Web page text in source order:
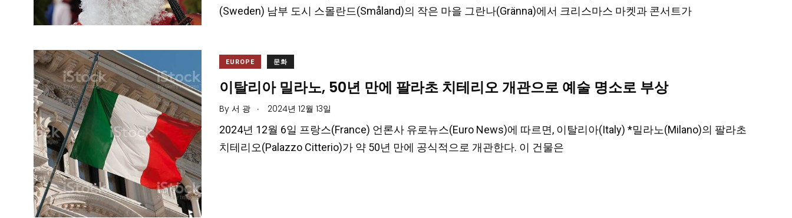
(Sweden) 남부 도시 스몰란드(Småland)의 작은 마을 그란나(Gränna)에서 크리스마스 마켓과 콘서트가
EUROPE 문화
이탈리아 밀라노, 50년 만에 팔라초 치테리오 개관으로 예술 명소로 부상
By 서 광 . 2024년 12월 13일
2024년 12월 6일 프랑스(France) 언론사 유로뉴스(Euro News)에 따르면, 이탈리아(Italy) *밀라노(Milano)의 팔라초
치테리오(Palazzo Citterio)가 약 50년 만에 공식적으로 개관한다. 이 건물은